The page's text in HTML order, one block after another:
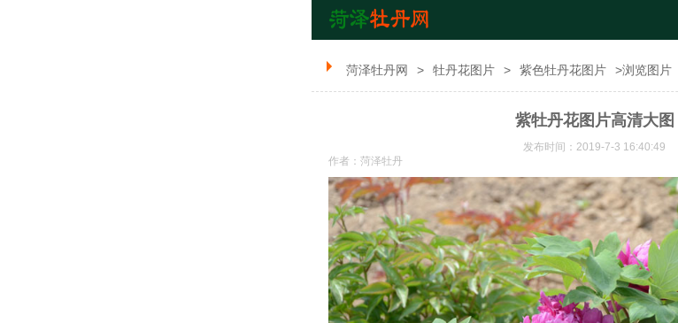
菏泽牡丹网 > 牡丹花图片 > 紫色牡丹花图片 >浏览图片
紫牡丹花图片高清大图
发布时间：2019-7-3 16:40:49
作者：菏泽牡丹